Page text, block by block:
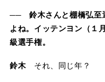
── 鈴木さんと棚橋弘至
よね。イッテンヨン（１
級選手権。
鈴木それ、同じ年？